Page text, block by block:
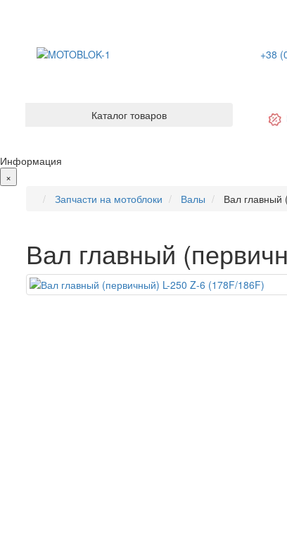
+38
Каталог товаров
Информация
×
Запчасти на мотоблоки
Валы Вал главный
Вал главный